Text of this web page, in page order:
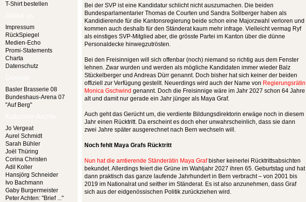
T-Shirt bestellen
Impressum
RückSpiegel
Medien-Echo
Promi-Statements
Charta
Datenschutz
Basler Brasserie 08
Bundeshaus-Arena 07
"Auf Berg"
Jo Vergeat
Aurel Schmidt
Sarah Bühler
Joël Thüring
Corina Christen
Adil Koller
Hansjörg Schneider
Ivo Bachmann
Gaby Burgermeister
Peter Achten: "Brief ..."
Bei der SVP ist eine Kandidatur schlicht nicht auszumachen. Die beiden
Bundesparlamentarier Thomas de Courten und Sandra Sollberger haben als
Kandidierende für die Kantonsregierung beide schon eine Majorzwahl verloren und
kommen auch deshalb für den Ständerat kaum mehr infrage. Vielleicht vermag Ryf
als einstiges SVP-Mitglied aber, die grösste Partei im Kanton über die dünne
Personaldecke hinwegzutrösten.
Bei den Freisinnigen will sich offenbar (noch) niemand so richtig aus dem Fenster
lehnen. Zwar wurden und werden als mögliche Kandidaten immer wieder Balz
Stückelberger und Andreas Dürr genannt. Doch bisher hat sich keiner der beiden
offiziell zur Verfügung gestellt. Neuerdings wird auch der Name von Regierungsrätin
Monica Gschwind genannt. Doch die Freisinnige wäre im Jahr 2027 schon 64 Jahre
alt und damit nur gerade ein Jahr jünger als Maya Graf.
Auch geht das Gerücht um, die verdiente Bildungsdirektorin erwäge noch in diesem
Jahr einen Rücktritt. Da erscheint es doch eher unwahrscheinlich, dass sie dann
zwei Jahre später ausgerechnet nach Bern wechseln will.
Noch fehlt Maya Grafs Rücktritt
Nun hat die amtierende Ständerätin Maya Grafbisher keinerlei Rücktrittsabsichten
bekundet. Allerdings feiert die Grüne im Wahljahr 2027 ihren 65. Geburtstag und hat
dann praktisch das ganze laufende Jahrhundert in Bern verbracht – von 2001 bis
2019 im Nationalrat und seither im Ständerat. Es ist also anzunehmen, dass Graf
sich aus der eidgenössischen Politik zurückziehen wird.